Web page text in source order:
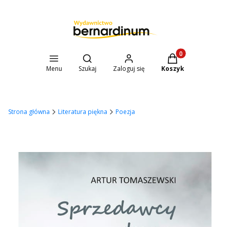
Menu
Otwórz wyszukiwarkę
Szukaj Zaloguj się
Produkty w
Koszyk
Strona główna Literatura piękna Poezja